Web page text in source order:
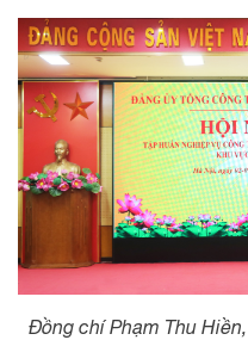
Đồng chí Phạm Thu